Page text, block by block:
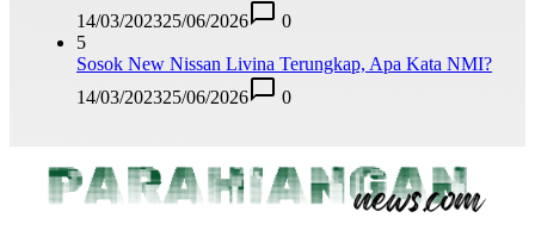
14/03/202325/06/2026
0
5
Sosok New Nissan Livina Terungkap, Apa Kata NMI?
14/03/202325/06/2026 0